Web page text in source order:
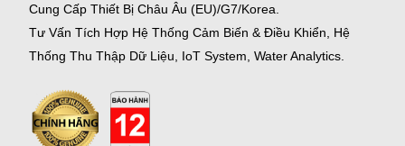
Cung Cấp Thiết Bị Châu Âu (EU)/G7/Korea.
Tư Vấn Tích Hợp Hệ Thống Cảm Biến & Điều Khiển, Hệ
Thống Thu Thập Dữ Liệu, IoT System, Water Analytics.